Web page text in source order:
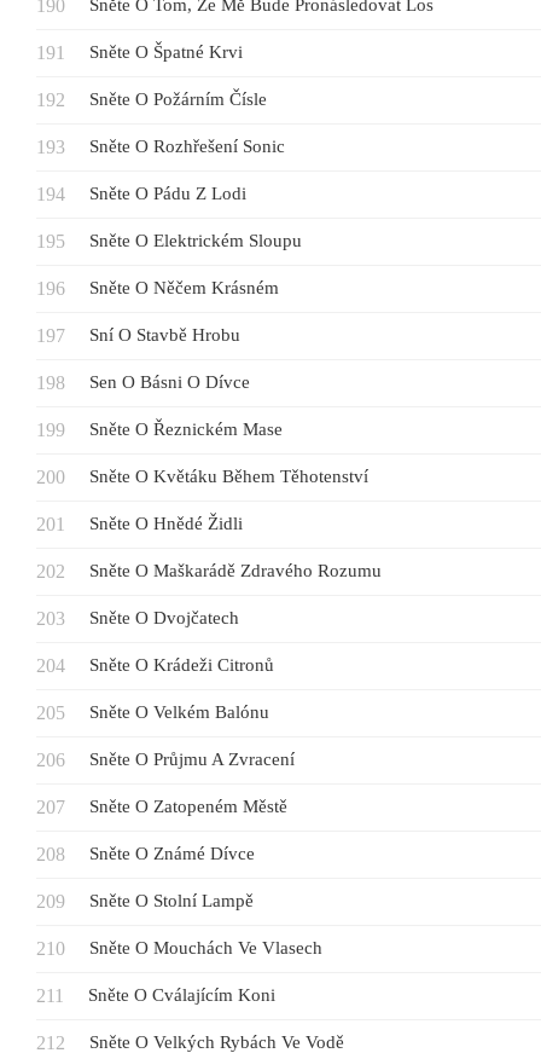
Sněte O Tom, Že Mě Bude Pronásledovat Los
Sněte O Špatné Krvi
Sněte O Požárním Čísle
Sněte O Rozhřešení Sonic
Sněte O Pádu Z Lodi
Sněte O Elektrickém Sloupu
Sněte O Něčem Krásném
Sní O Stavbě Hrobu
Sen O Básni O Dívce
Sněte O Řeznickém Mase
Sněte O Květáku Během Těhotenství
Sněte O Hnědé Židli
Sněte O Maškarádě Zdravého Rozumu
Sněte O Dvojčatech
Sněte O Krádeži Citronů
Sněte O Velkém Balónu
Sněte O Průjmu A Zvracení
Sněte O Zatopeném Městě
Sněte O Známé Dívce
Sněte O Stolní Lampě
Sněte O Mouchách Ve Vlasech
Sněte O Cválajícím Koni
Sněte O Velkých Rybách Ve Vodě